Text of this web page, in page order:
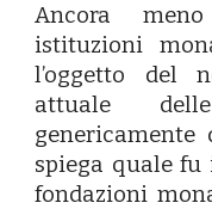
Ancora
istituzioni
l’oggetto del
attuale
spiega quale
fondazioni